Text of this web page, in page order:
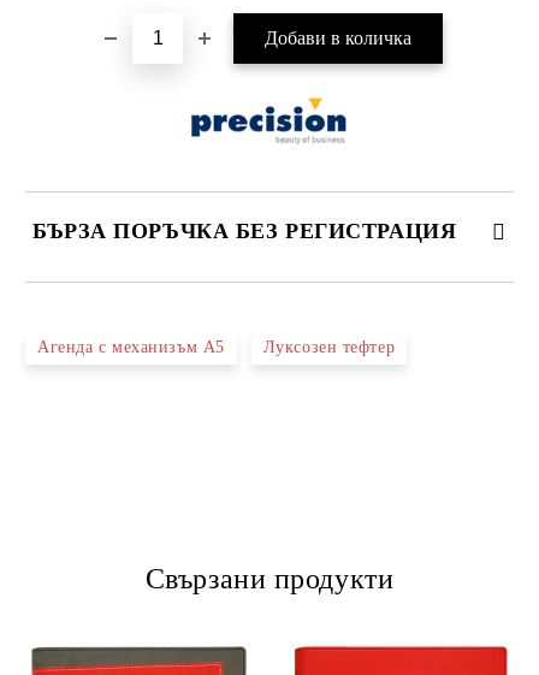
БЪРЗА ПОРЪЧКА БЕЗ РЕГИСТРАЦИЯ
Агенда с механизъм А5 Луксозен тефтер
Свързани продукти